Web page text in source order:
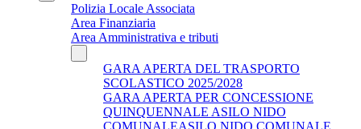
Polizia Locale Associata
Area Finanziaria
Area Amministrativa e tributi
GARA APERTA DEL TRASPORTO
SCOLASTICO 2025/2028
GARA APERTA PER CONCESSIONE
QUINQUENNALE ASILO NIDO
COMUNALEASILO NIDO COMUNALE